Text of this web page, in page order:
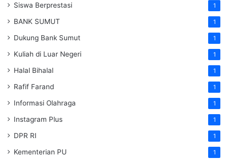
Siswa Berprestasi 1
BANK SUMUT 1
Dukung Bank Sumut 1
Kuliah di Luar Negeri 1
Halal Bihalal 1
Rafif Farand 1
Informasi Olahraga 1
Instagram Plus 1
DPR RI 1
Kementerian PU 1